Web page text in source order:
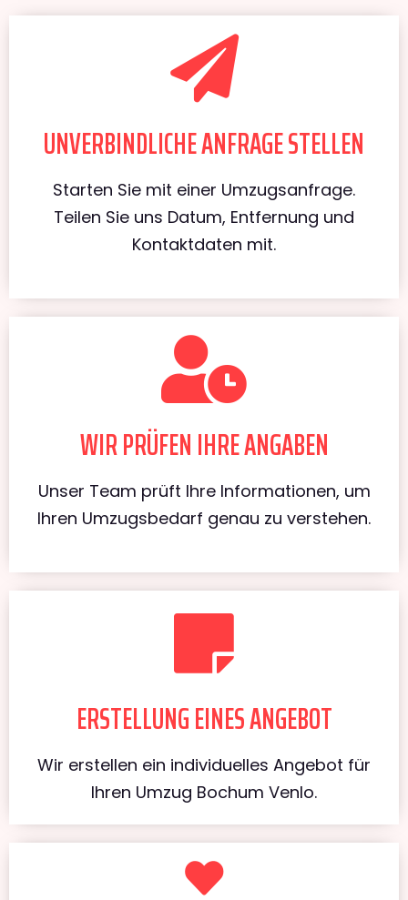
UNVERBINDLICHE ANFRAGE STELLEN
Starten Sie mit einer Umzugsanfrage.
Teilen Sie uns Datum, Entfernung und
Kontaktdaten mit.
WIR PRÜFEN IHRE ANGABEN
Unser Team prüft Ihre Informationen, um
Ihren Umzugsbedarf genau zu verstehen.
ERSTELLUNG EINES ANGEBOT
Wir erstellen ein individuelles Angebot für
Ihren Umzug Bochum Venlo.